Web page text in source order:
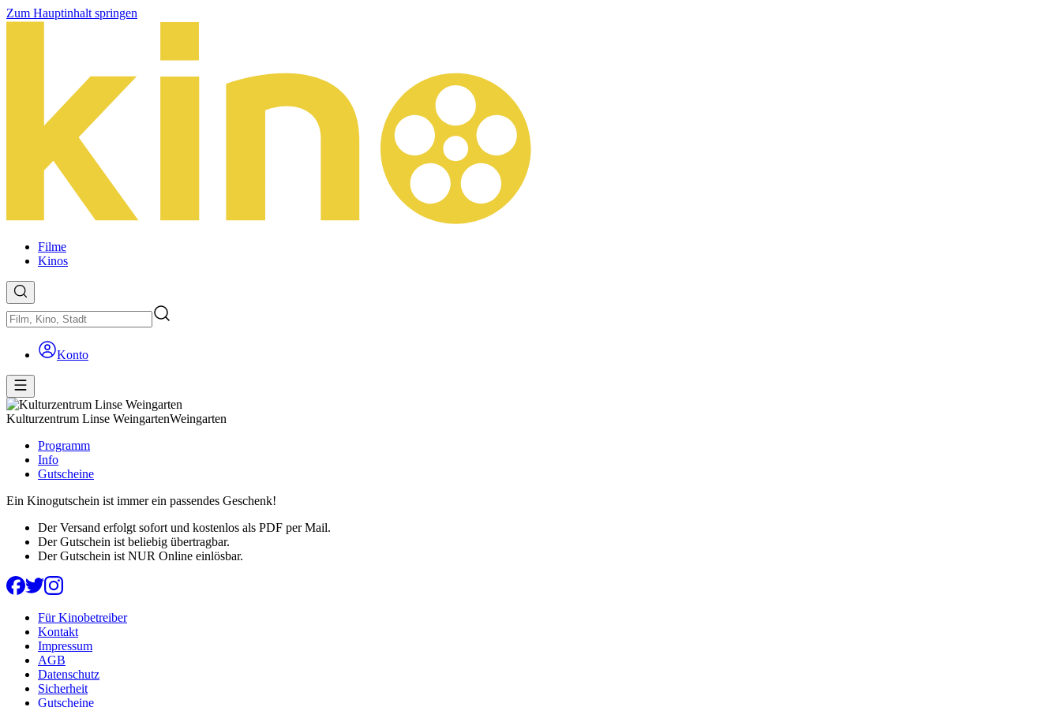
Zum Hauptinhalt springen
Filme
Kinos
Konto
Kulturzentrum Linse WeingartenWeingarten
Programm
Info
Gutscheine
Ein Kinogutschein ist immer ein passendes Geschenk!
Der Versand erfolgt sofort und kostenlos als PDF per Mail.
Der Gutschein ist beliebig übertragbar.
Der Gutschein ist NUR Online einlösbar.
Für Kinobetreiber
Kontakt
Impressum
AGB
Datenschutz
Sicherheit
Gutscheine